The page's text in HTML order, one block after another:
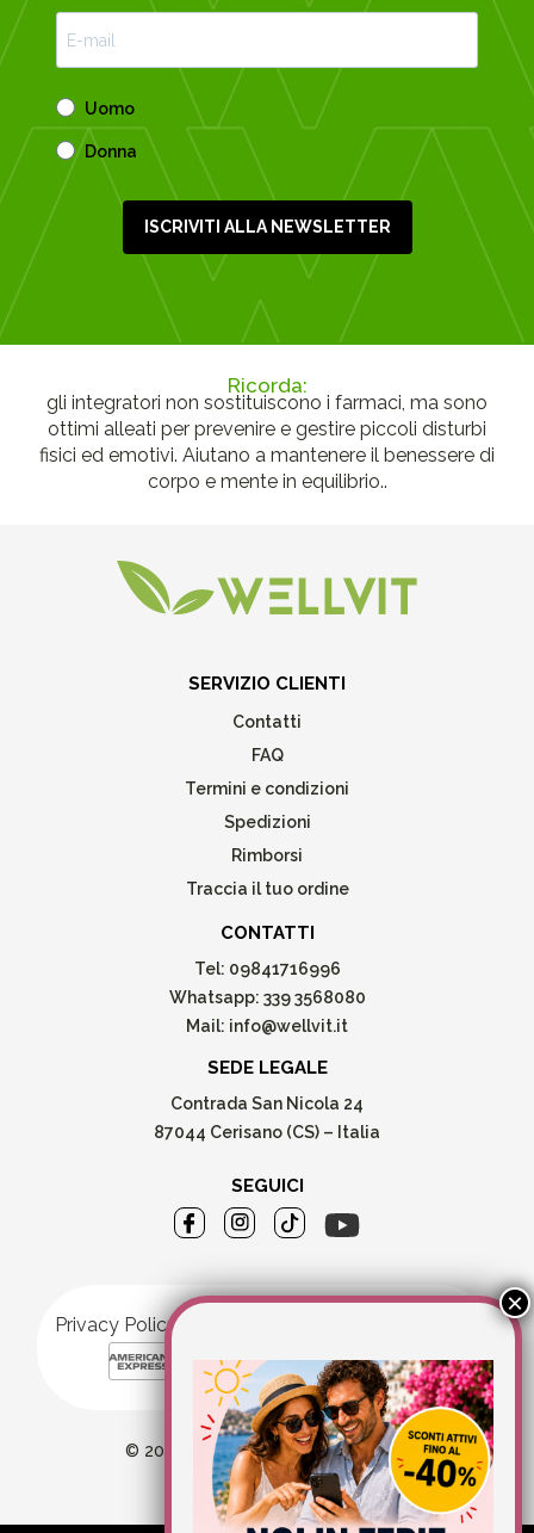
Uomo
Donna
ISCRIVITI ALLA NEWSLETTER
Ricorda:
gli integratori non sostituiscono i farmaci, ma sono
ottimi alleati per prevenire e gestire piccoli disturbi
fisici ed emotivi. Aiutano a mantenere il benessere di
corpo e mente in equilibrio..
SERVIZIO CLIENTI
Contatti
FAQ
Termini e condizioni
Spedizioni
Rimborsi
Traccia il tuo ordine
CONTATTI
Tel: 09841716996
Whatsapp: 339 3568080
Mail: info@wellvit.it
SEDE LEGALE
Contrada San Nicola 24
87044 Cerisano (CS) – Italia
SEGUICI
Privacy Policy
© 2026 Wellvit All Rights Reserved
Credits:Aries comunica